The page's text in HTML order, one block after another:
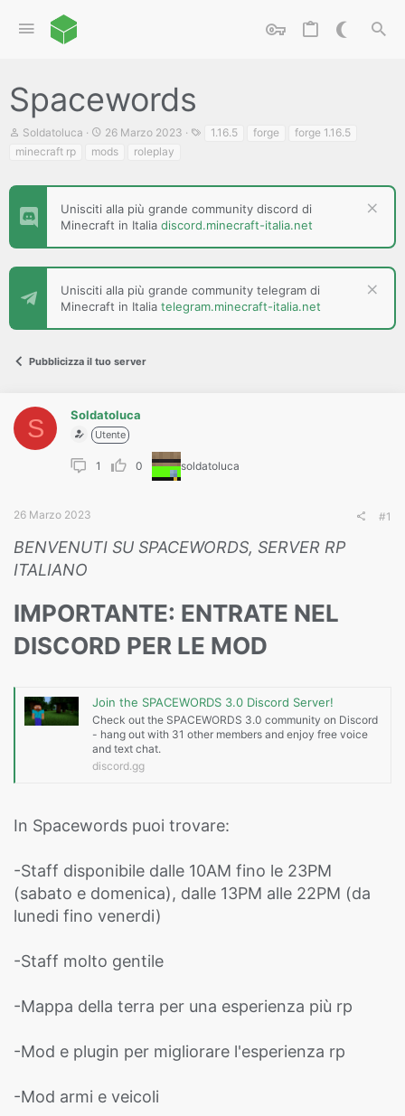
Spacewords
C
e
t
r
D
u
s
Soldatoluca
D
t
d
n
i
o
26 Marzo 2023 1.16.5 forge
forge 1.16.5
minecraft rp
mods roleplay
Unisciti alla più grande community discord di
Minecraft in Italia discord.minecraft-italia.net
Unisciti alla più grande community telegram di
Minecraft in Italia telegram.minecraft-italia.net
Pubblicizza il tuo server
S Soldatoluca
Utente
1 0 soldatoluca
26 Marzo 2023 #1
BENVENUTI SU SPACEWORDS, SERVER RP
ITALIANO
IMPORTANTE: ENTRATE NEL
DISCORD PER LE MOD
Join the SPACEWORDS 3.0 Discord Server!
Check out the SPACEWORDS 3.0 community on Discord
- hang out with 31 other members and enjoy free voice
and text chat.
discord.gg
In Spacewords puoi trovare:
-Staff disponibile dalle 10AM fino le 23PM
(sabato e domenica), dalle 13PM alle 22PM (da
lunedi fino venerdi)
-Staff molto gentile
-Mappa della terra per una esperienza più rp
-Mod e plugin per migliorare l'esperienza rp
-Mod armi e veicoli